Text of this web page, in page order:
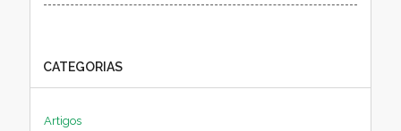
CATEGORIAS
Artigos